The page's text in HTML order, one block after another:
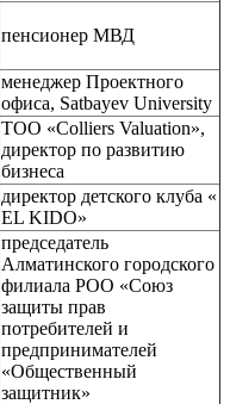
пенсионер МВД
менеджер Проектного
офиса, Satbayev University
ТОО «Colliers Valuation»,
директор по развитию
бизнеса
директор детского клуба «
EL KIDO»
председатель
Алматинского городского
филиала РОО «Союз
защиты прав
потребителей и
предпринимателей
«Общественный
защитник»